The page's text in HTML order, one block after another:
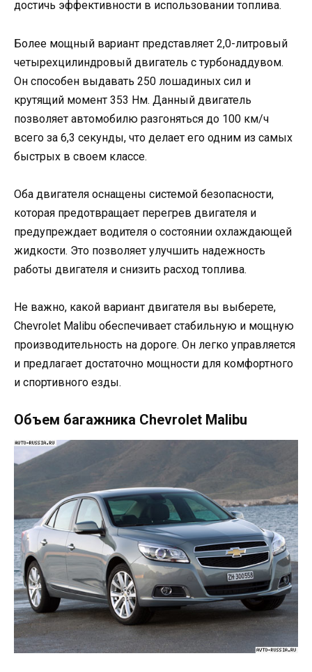
достичь эффективности в использовании топлива.
Более мощный вариант представляет 2,0-литровый
четырехцилиндровый двигатель с турбонаддувом.
Он способен выдавать 250 лошадиных сил и
крутящий момент 353 Нм. Данный двигатель
позволяет автомобилю разгоняться до 100 км/ч
всего за 6,3 секунды, что делает его одним из самых
быстрых в своем классе.
Оба двигателя оснащены системой безопасности,
которая предотвращает перегрев двигателя и
предупреждает водителя о состоянии охлаждающей
жидкости. Это позволяет улучшить надежность
работы двигателя и снизить расход топлива.
Не важно, какой вариант двигателя вы выберете,
Chevrolet Malibu обеспечивает стабильную и мощную
производительность на дороге. Он легко управляется
и предлагает достаточно мощности для комфортного
и спортивного езды.
Объем багажника Chevrolet Malibu